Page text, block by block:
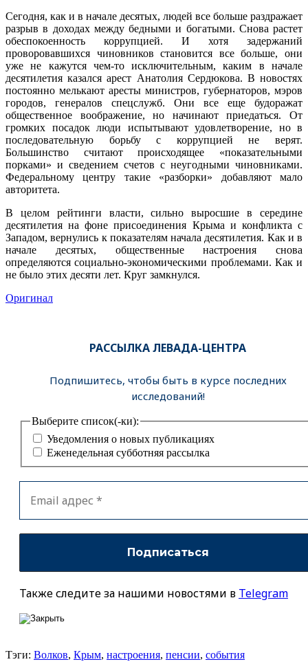
Сегодня, как и в начале десятых, людей все больше раздражает
разрыв в доходах между бедными и богатыми. Снова растет
обеспокоенность коррупцией. И хотя задержаний
проворовавшихся чиновников становится все больше, они
уже не кажутся чем-то исключительным, каким в начале
десятилетия казался арест Анатолия Сердюкова. В новостях
постоянно мелькают аресты министров, губернаторов, мэров
городов, генералов спецслужб. Они все еще будоражат
общественное воображение, но начинают приедаться. От
громких посадок люди испытывают удовлетворение, но в
последовательную борьбу с коррупцией не верят.
Большинство считают происходящее «показательными
порками» и сведением счетов с неугодными чиновниками.
Федеральному центру такие «разборки» добавляют мало
авторитета.
В целом рейтинги власти, сильно выросшие в середине
десятилетия на фоне присоединения Крыма и конфликта с
Западом, вернулись к показателям начала десятилетия. Как и в
начале десятых, общественные настроения снова
определяются социально-экономическими проблемами. Как и
не было этих десяти лет. Круг замкнулся.
Оригинал
РАССЫЛКА ЛЕВАДА-ЦЕНТРА
Подпишитесь, чтобы быть в курсе последних
исследований!
Выберите список(-ки):
Уведомления о новых публикациях
Еженедельная субботняя рассылка
Также следите за нашими новостями в Telegram
Тэги: Волков, Крым, настроения, пенсии, события